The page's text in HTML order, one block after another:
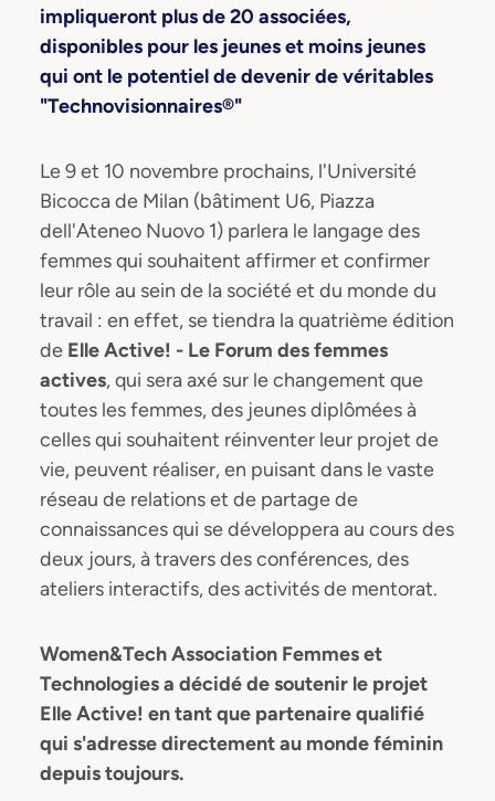
impliqueront plus de 20 associées,
disponibles pour les jeunes et moins jeunes
qui ont le potentiel de devenir de véritables
"Technovisionnaires®"
Le 9 et 10 novembre prochains, l'Université
Bicocca de Milan (bâtiment U6, Piazza
dell'Ateneo Nuovo 1) parlera le langage des
femmes qui souhaitent affirmer et confirmer
leur rôle au sein de la société et du monde du
travail : en effet, se tiendra la quatrième édition
de Elle Active! - Le Forum des femmes
actives, qui sera axé sur le changement que
toutes les femmes, des jeunes diplômées à
celles qui souhaitent réinventer leur projet de
vie, peuvent réaliser, en puisant dans le vaste
réseau de relations et de partage de
connaissances qui se développera au cours des
deux jours, à travers des conférences, des
ateliers interactifs, des activités de mentorat.
Women&Tech Association Femmes et
Technologies a décidé de soutenir le projet
Elle Active! en tant que partenaire qualifié
qui s'adresse directement au monde féminin
depuis toujours.